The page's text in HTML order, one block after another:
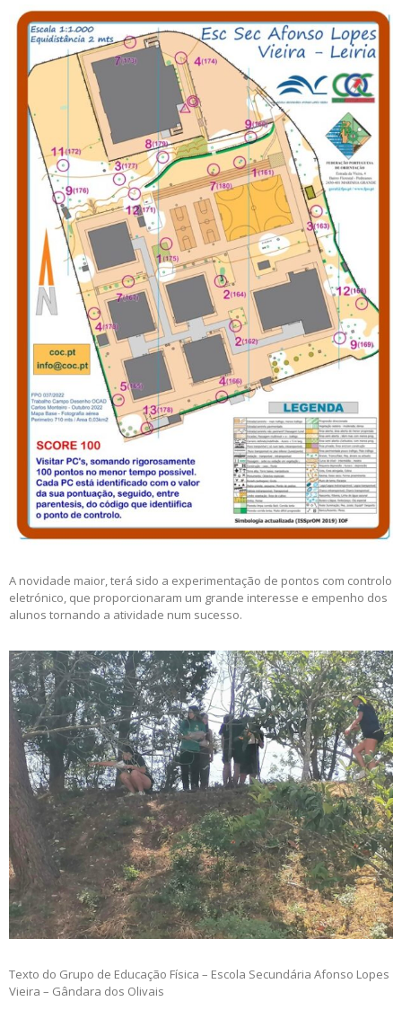
A novidade maior, terá sido a experimentação de pontos com controlo
eletrónico, que proporcionaram um grande interesse e empenho dos
alunos tornando a atividade num sucesso.
Texto do Grupo de Educação Física – Escola Secundária Afonso Lopes
Vieira – Gândara dos Olivais